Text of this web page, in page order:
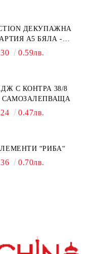
ДЕКУПАЖНА
А5 БЯЛА -
0.59лв.
С КОНТРА 38/8
САМОЗАЛЕПВАЩА
0.47лв.
“РИБА“
0.70лв.